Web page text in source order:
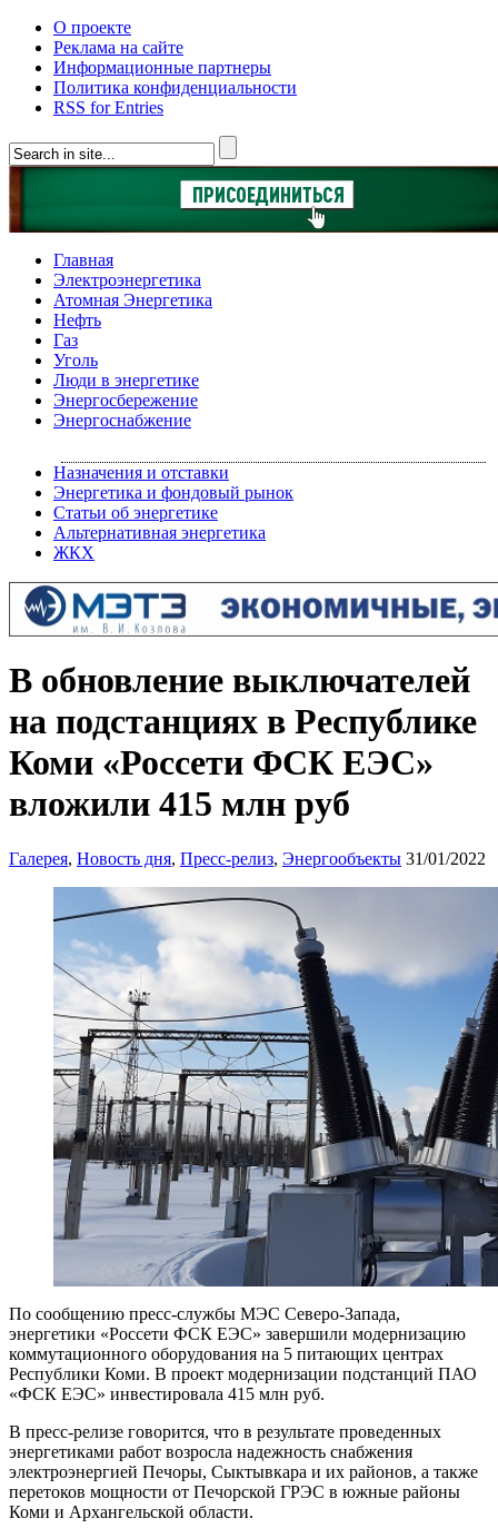
О проекте
Реклама на сайте
Информационные партнеры
Политика конфиденциальности
RSS for Entries
Главная
Электроэнергетика
Атомная Энергетика
Нефть
Газ
Уголь
Люди в энергетике
Энергосбережение
Энергоснабжение
Назначения и отставки
Энергетика и фондовый рынок
Статьи об энергетике
Альтернативная энергетика
ЖКХ
В обновление выключателей
на подстанциях в Республике
Коми «Россети ФСК ЕЭС»
вложили 415 млн руб
Галерея, Новость дня, Пресс-релиз, Энергообъекты 31/01/2022
По сообщению пресс-службы МЭС Северо-Запада,
энергетики «Россети ФСК ЕЭС» завершили модернизацию
коммутационного оборудования на 5 питающих центрах
Республики Коми. В проект модернизации подстанций ПАО
«ФСК ЕЭС» инвестировала 415 млн руб.
В пресс-релизе говорится, что в результате проведенных
энергетиками работ возросла надежность снабжения
электроэнергией Печоры, Сыктывкара и их районов, а также
перетоков мощности от Печорской ГРЭС в южные районы
Коми и Архангельской области.